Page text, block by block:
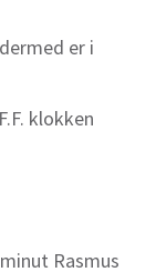
er i
klokken
Rasmus